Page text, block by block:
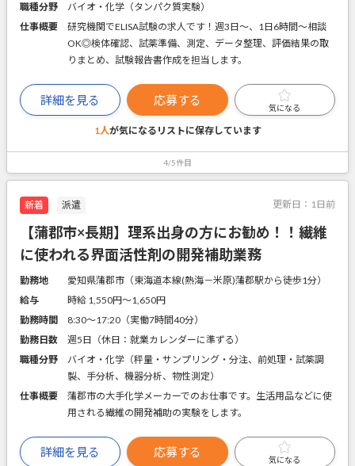
職種分野
バイオ・化学（タンパク質実験）
仕事概要
研究機関でELISA試験の求人です！週3日～、1日6時間～相談
OK◎検体確認、試薬準備、測定、データ整理、評価結果の取
りまとめ、試験報告書作成を担当します。
詳細を見る 応募する
気になる
1人が気になるリストに保存しています
4/5件目
新着 派遣 更新日： 1日前
【蒲郡市×長期】理系出身の方にお勧め！！繊維
に使われる界面活性剤の開発補助業務
勤務地
愛知県蒲郡市（東海道本線(熱海－米原)蒲郡駅から徒歩1分）
給与
時給 1,550円〜1,650円
勤務時間
8:30～17:20（実働7時間40分）
勤務日数
週5日（休日：就業カレンダーに準ずる）
職種分野
バイオ・化学（秤量・サンプリング・分注、前処理・試薬調
製、手分析、機器分析、物性測定）
仕事概要
蒲郡市の大手化学メーカーでのお仕事です。生活用品などに使
用される繊維の開発補助の実験をします。
詳細を見る 応募する
気になる